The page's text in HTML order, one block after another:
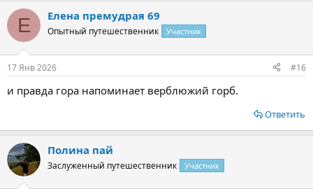
Е Елена премудрая 69
Опытный путешественник Участник
17 Янв 2026 #16
и правда гора напоминает верблюжий горб.
Ответить
Полина пай
Заслуженный путешественник Участник